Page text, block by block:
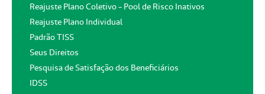
Reajuste Plano Coletivo - Pool de Risco Inativos
Reajuste Plano Individual
Padrão TISS
Seus Direitos
Pesquisa de Satisfação dos Beneficiários
IDSS